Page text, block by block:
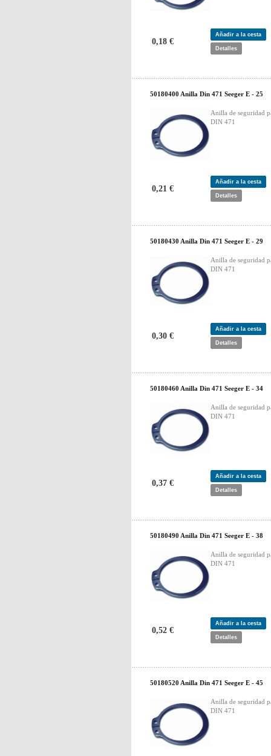
0,18 €
Añadir a la cesta
Detalles
50180400 Anilla Din 471 Seeger E - 25
Anilla de seguridad
DIN 471
0,21 €
Añadir a la cesta
Detalles
50180430 Anilla Din 471 Seeger E - 29
Anilla de seguridad
DIN 471
0,30 €
Añadir a la cesta
Detalles
50180460 Anilla Din 471 Seeger E - 34
Anilla de seguridad
DIN 471
0,37 €
Añadir a la cesta
Detalles
50180490 Anilla Din 471 Seeger E - 38
Anilla de seguridad
DIN 471
0,52 €
Añadir a la cesta
Detalles
50180520 Anilla Din 471 Seeger E - 45
Anilla de seguridad
DIN 471